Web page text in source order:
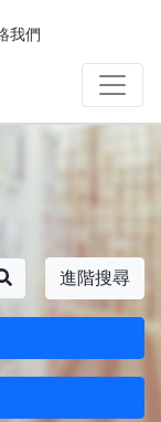
我們
進階搜尋